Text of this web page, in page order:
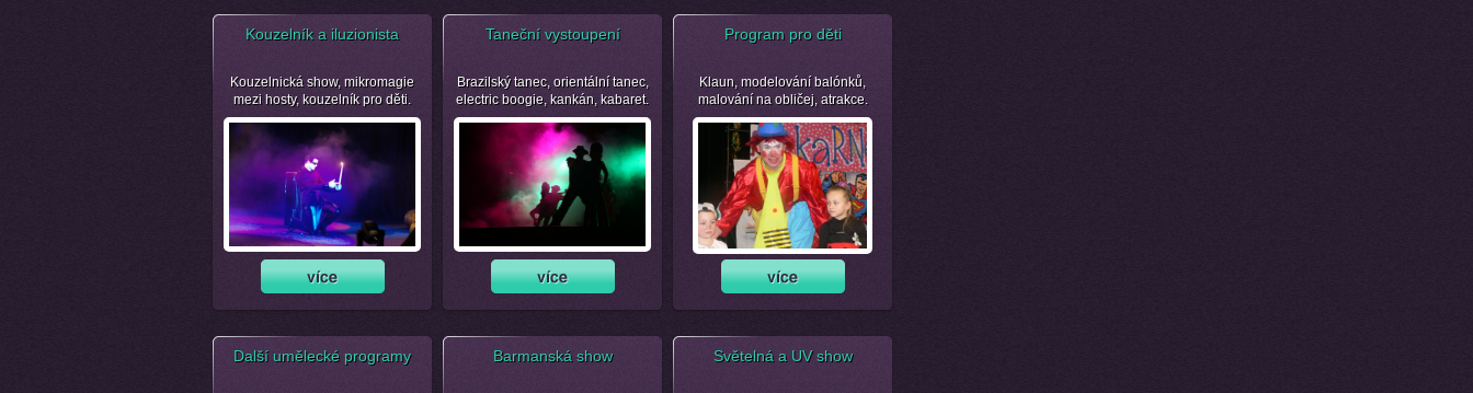
Kouzelník a iluzionista
Kouzelnická show, mikromagie
mezi hosty, kouzelník pro děti.
Taneční vystoupení
Brazilský tanec, orientální tanec,
electric boogie, kankán, kabaret.
Program pro děti
Klaun, modelování balónků,
malování na obličej, atrakce.
Další umělecké programy Barmanská show Světelná a UV show